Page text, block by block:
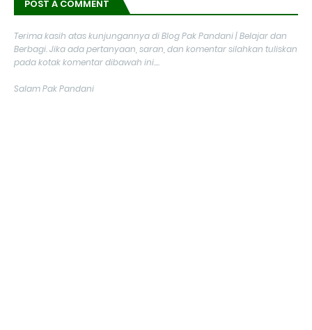
POST A COMMENT
Terima kasih atas kunjungannya di Blog Pak Pandani | Belajar dan
Berbagi. Jika ada pertanyaan, saran, dan komentar silahkan tuliskan
pada kotak komentar dibawah ini....
Salam Pak Pandani